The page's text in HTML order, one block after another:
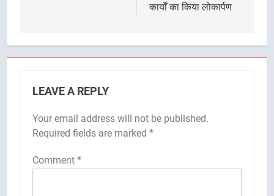
कार्यों का किया लोकार्पण
LEAVE A REPLY
Your email address will not be published.
Required fields are marked *
Comment *